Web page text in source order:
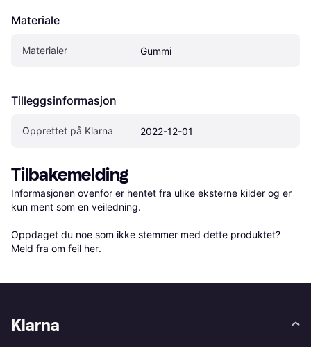
Materiale
Materialer Gummi
Tilleggsinformasjon
Opprettet på Klarna 2022-12-01
Tilbakemelding
Informasjonen ovenfor er hentet fra ulike eksterne kilder og er
kun ment som en veiledning.
Oppdaget du noe som ikke stemmer med dette produktet?
Meld fra om feil her.
Klarna